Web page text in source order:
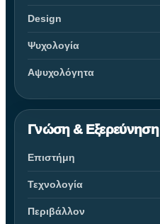
Design
Ψυχολογία
Αψυχολόγητα
Γνώση & Εξερεύνηση
Επιστήμη
Τεχνολογία
Περιβάλλον